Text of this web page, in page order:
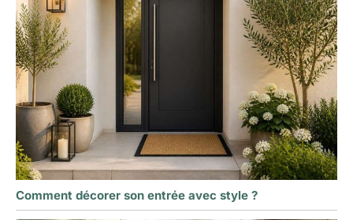
Comment décorer son entrée avec style ?